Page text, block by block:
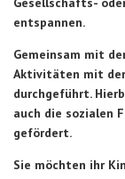
entspannen.
Gemeinsam mit
Aktivitäten mit
durchgeführt.
auch die sozialen
gefördert.
Sie möchten ihr